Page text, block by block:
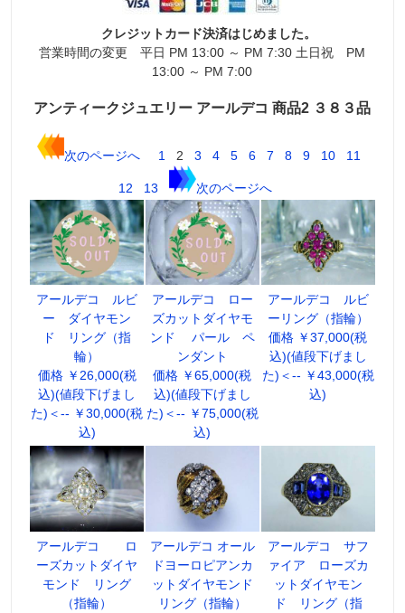
クレジットカード決済はじめました。
営業時間の変更 平日 PM 13:00 ～ PM 7:30 土日祝 PM
13:00 ～ PM 7:00
アンティークジュエリー アールデコ 商品2 ３８３品
次のページへ 1 2 3 4 5 6 7 8 9 10 11
12 13 次のページへ
アールデコ ルビ
ー ダイヤモン
ド リング（指
輪）
価格 ￥26,000(税
込)(値段下げまし
た)＜-- ￥30,000(税
込)
アールデコ ロー
ズカットダイヤモ
ンド パール ペ
ンダント
価格 ￥65,000(税
込)(値段下げまし
た)＜-- ￥75,000(税
込)
アールデコ ルビ
ーリング（指輪）
価格 ￥37,000(税
込)(値段下げまし
た)＜-- ￥43,000(税
込)
アールデコ ロ
ーズカットダイヤ
モンド リング
（指輪）
アールデコ オール
ドヨーロピアンカ
ットダイヤモンド
リング（指輪）
アールデコ サフ
ァイア ローズカ
ットダイヤモン
ド リング（指